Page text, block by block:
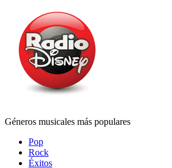
Géneros musicales más populares
Pop
Rock
Éxitos